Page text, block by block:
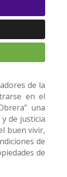
de la
en el
una
de justicia
buen vivir,
de
de